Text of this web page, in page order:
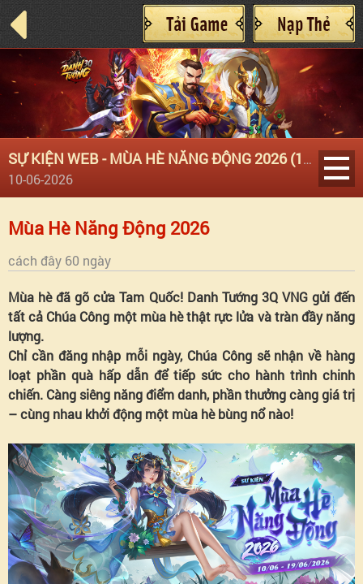
SỰ KIỆN WEB - MÙA HÈ NĂNG ĐỘNG 2026 (10/06)
10-06-2026
Mùa Hè Năng Động 2026
cách đây 60 ngày
Mùa hè đã gõ cửa Tam Quốc! Danh Tướng 3Q VNG gửi đến
tất cả Chúa Công một mùa hè thật rực lửa và tràn đầy năng
lượng.
Chỉ cần đăng nhập mỗi ngày, Chúa Công sẽ nhận về hàng
loạt phần quà hấp dẫn để tiếp sức cho hành trình chinh
chiến. Càng siêng năng điểm danh, phần thưởng càng giá trị
– cùng nhau khởi động một mùa hè bùng nổ nào!
Hè
Năng
Động
2026